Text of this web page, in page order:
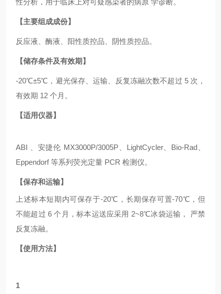
性分析，用于临床上对可疑感染者的病原 学诊断。
【主要组成成份】
反应液、酶液、阳性质控品、阴性质控品。
【储存条件及有效期】
-20℃±5℃，避光保存、运输、反复冻融次数不超过 5 次，
有效期 12 个月。
【适用仪器】
ABI 、安捷伦 MX3000P/3005P、LightCycler、Bio-Rad、
Eppendorf 等系列荧光定量 PCR 检测仪。
【保存和运输】
上述标本短期内可保存于-20℃，长期保存可置-70℃，但
不能超过 6 个月，标本运送应采用 2~8℃冰袋运输， 严禁
反复冻融。
【使用方法】
1